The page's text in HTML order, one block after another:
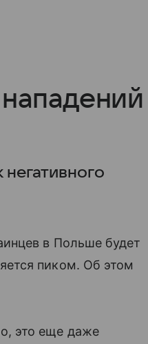
в Польше будет
пиком. Об этом
это еще даже